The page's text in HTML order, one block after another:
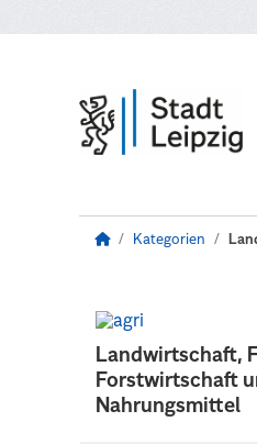
Kategorien
Landwirtschaft,
Forstwirtschaft
Nahrungsmittel